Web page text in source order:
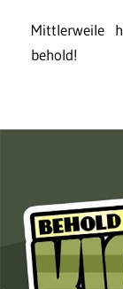
Mittlerweile
behold!